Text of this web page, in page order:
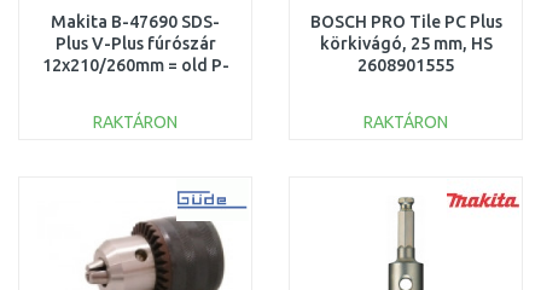
Makita B-47690 SDS-
Plus V-Plus fúrószár
12x210/260mm = old P-
RAKTÁRON
Összehasonlítás
BOSCH PRO Tile PC Plus
körkivágó, 25 mm, HS
2608901555
RAKTÁRON
Összehasonlítás